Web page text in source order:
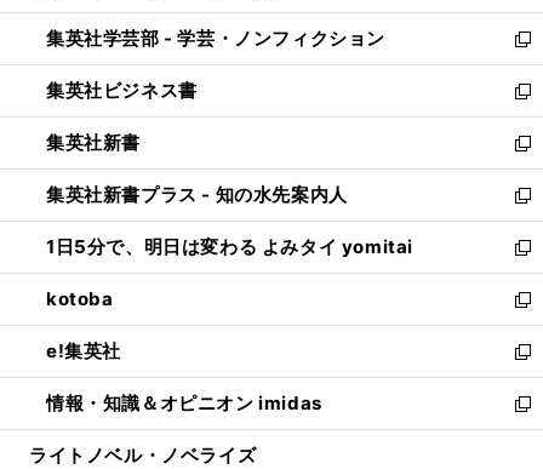
開
く
ウ
で
開
く
ン
ド
ウ
で
開
く
ウ
ィ
ン
ド
ウ
で
開
く
集英社学芸部 - 学芸・ノンフィクション
新
し
い
ウ
ィ
ン
ド
ウ
で
開
く
集英社ビジネス書
新
し
い
ウ
ィ
ン
ド
ウ
で
開
く
集英社新書
新
し
い
ウ
ィ
ン
ド
ウ
で
開
く
集英社新書プラス - 知の水先案内人
新
し
い
ウ
ィ
ン
ド
ウ
で
開
1日5分で、明日は変わる よみタイ yomitai
新
し
い
ウ
ィ
ン
ド
ウ
kotoba
新
し
い
ウ
ィ
ン
e!集英社
新
し
い
ウ
情報・知識＆オピニオン imidas
新
し
ライトノベル・ノベライズ